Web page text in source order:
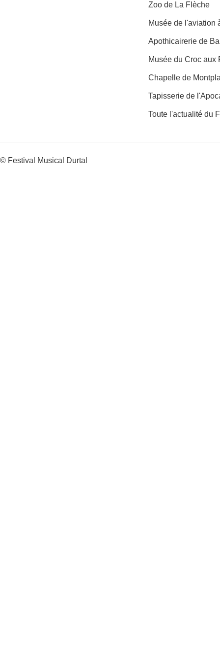
Zoo de La Flèche
Musée de l'aviation
Apothicairerie de
Musée du Croc aux
Chapelle de
Tapisserie de
Toute l'actualité du
© Festival Musical Durtal